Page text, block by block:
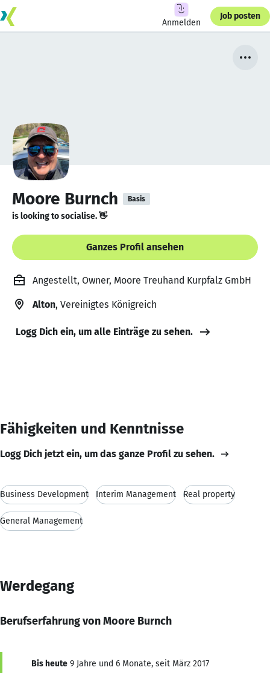
Anmelden
Job posten
Moore Burnch Basis
is looking to socialise. 👋
Ganzes Profil ansehen
Angestellt, Owner, Moore Treuhand Kurpfalz GmbH
Alton, Vereinigtes Königreich
Logg Dich ein, um alle Einträge zu sehen.
Fähigkeiten und Kenntnisse
Logg Dich jetzt ein, um das ganze Profil zu sehen.
Business Development Interim Management Real property
General Management
Werdegang
Berufserfahrung von Moore Burnch
Bis heute 9 Jahre und 6 Monate, seit März 2017